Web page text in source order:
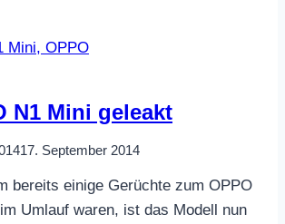
N1 Mini geleakt
17. September 2014
bereits einige Gerüchte zum OPPO
Umlauf waren, ist das Modell nun